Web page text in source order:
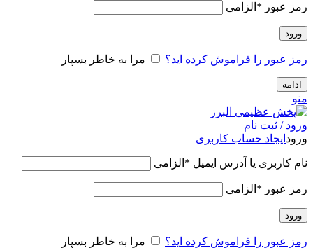
رمز عبور * الزامی
ورود
رمز عبور را فراموش کرده اید؟ مرا به خاطر بسپار
ادامه
منو
ورود / ثبت نام
ورود ایجاد حساب کاربری
نام کاربری یا آدرس ایمیل * الزامی
رمز عبور * الزامی
ورود
رمز عبور را فراموش کرده اید؟ مرا به خاطر بسپار